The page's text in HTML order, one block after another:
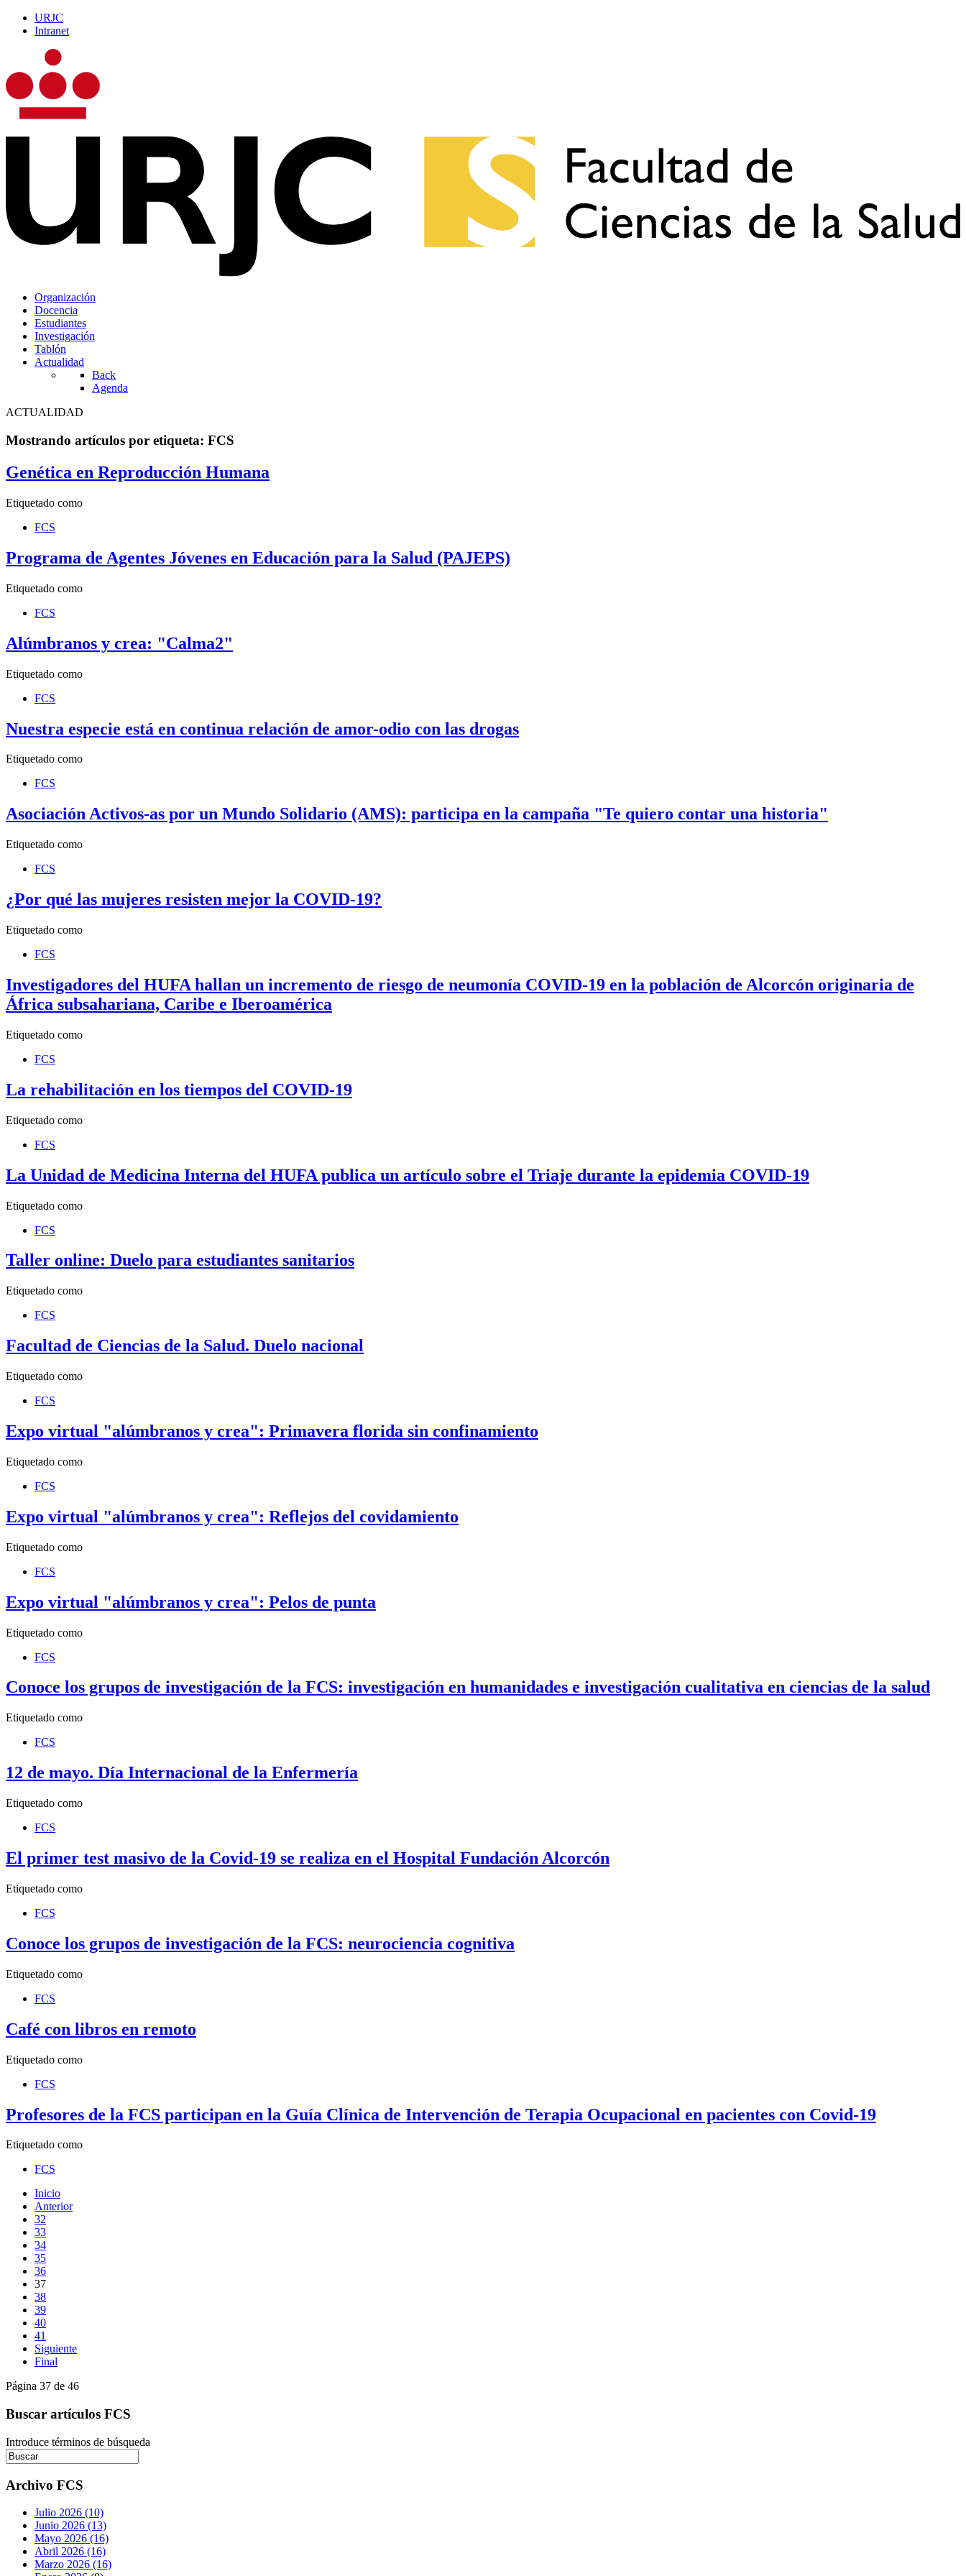
URJC
Intranet
Organización
Docencia
Estudiantes
Investigación
Tablón
Actualidad
Back
Agenda
ACTUALIDAD
Mostrando artículos por etiqueta: FCS
Genética en Reproducción Humana
Etiquetado como
FCS
Programa de Agentes Jóvenes en Educación para la Salud (PAJEPS)
Etiquetado como
FCS
Alúmbranos y crea: "Calma2"
Etiquetado como
FCS
Nuestra especie está en continua relación de amor-odio con las drogas
Etiquetado como
FCS
Asociación Activos-as por un Mundo Solidario (AMS): participa en la campaña "Te quiero contar una historia"
Etiquetado como
FCS
¿Por qué las mujeres resisten mejor la COVID-19?
Etiquetado como
FCS
Investigadores del HUFA hallan un incremento de riesgo de neumonía COVID-19 en la población de Alcorcón originaria de
África subsahariana, Caribe e Iberoamérica
Etiquetado como
FCS
La rehabilitación en los tiempos del COVID-19
Etiquetado como
FCS
La Unidad de Medicina Interna del HUFA publica un artículo sobre el Triaje durante la epidemia COVID-19
Etiquetado como
FCS
Taller online: Duelo para estudiantes sanitarios
Etiquetado como
FCS
Facultad de Ciencias de la Salud. Duelo nacional
Etiquetado como
FCS
Expo virtual "alúmbranos y crea": Primavera florida sin confinamiento
Etiquetado como
FCS
Expo virtual "alúmbranos y crea": Reflejos del covidamiento
Etiquetado como
FCS
Expo virtual "alúmbranos y crea": Pelos de punta
Etiquetado como
FCS
Conoce los grupos de investigación de la FCS: investigación en humanidades e investigación cualitativa en ciencias de la salud
Etiquetado como
FCS
12 de mayo. Día Internacional de la Enfermería
Etiquetado como
FCS
El primer test masivo de la Covid-19 se realiza en el Hospital Fundación Alcorcón
Etiquetado como
FCS
Conoce los grupos de investigación de la FCS: neurociencia cognitiva
Etiquetado como
FCS
Café con libros en remoto
Etiquetado como
FCS
Profesores de la FCS participan en la Guía Clínica de Intervención de Terapia Ocupacional en pacientes con Covid-19
Etiquetado como
FCS
Inicio
Anterior
32
33
34
35
36
37
38
39
40
41
Siguiente
Final
Página 37 de 46
Buscar artículos FCS
Introduce términos de búsqueda
Archivo FCS
Julio 2026 (10)
Junio 2026 (13)
Mayo 2026 (16)
Abril 2026 (16)
Marzo 2026 (16)